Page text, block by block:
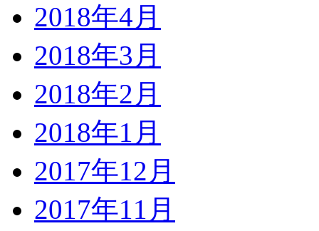
2018年4月
2018年3月
2018年2月
2018年1月
2017年12月
2017年11月